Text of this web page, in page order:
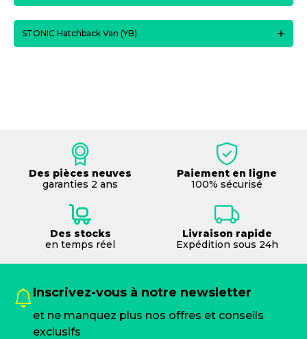
STONIC Hatchback Van (YB)
Des pièces neuves
garanties 2 ans
Paiement en ligne
100% sécurisé
Des stocks
en temps réel
Livraison rapide
Expédition sous 24h
Inscrivez-vous à notre newsletter
et ne manquez plus nos offres et conseils
exclusifs